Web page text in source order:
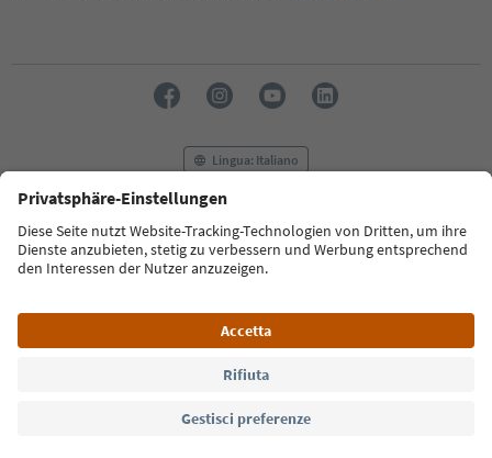
Lingua: Italiano
FAQ Contatti Press MICE
Privacy Policy
Termini e condizioni
Crediti
Cookie Policy
Alto Adige B2B